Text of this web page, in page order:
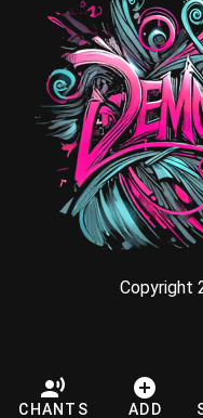
Copyright
CHANTS ADD